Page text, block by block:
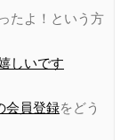
たよ！という方
しいです
会員登録をどう